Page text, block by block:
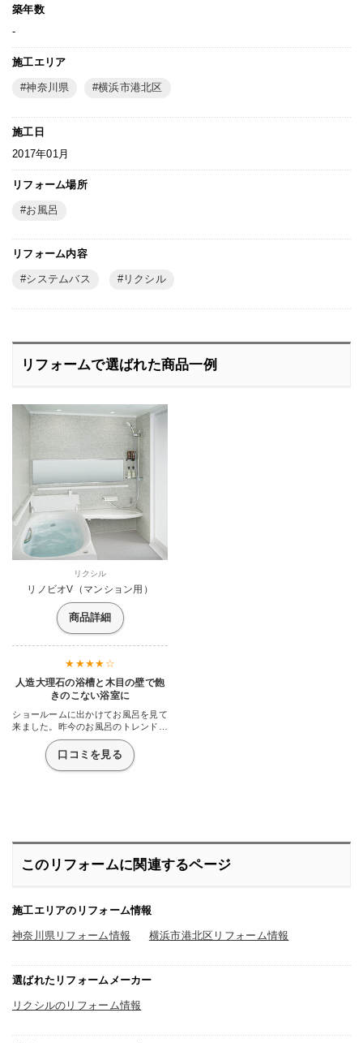
築年数
-
施工エリア
神奈川県 横浜市港北区
施工日
2017年01月
リフォーム場所
お風呂
リフォーム内容
システムバス リクシル
リフォームで選ばれた商品一例
リクシル
リノビオV（マンション用）
商品詳細
人造大理石の浴槽と木目の壁で飽
きのこない浴室に
ショールームに出かけてお風呂を見て
来ました。昨今のお風呂のトレンドは
大理石でできたものと聞きましたの
で、流行に乗って大理石でできた浴槽
にリフォームすることにしました。見
た目意外にも、汚れがつきにくいのが
すだけで操作ができるプッシュ水栓で
す。ボタンの数が少ないのはわかりや
口コミを見る
このリフォームに関連するページ
施工エリアのリフォーム情報
神奈川県リフォーム情報 横浜市港北区リフォーム情報
選ばれたリフォームメーカー
リクシルのリフォーム情報